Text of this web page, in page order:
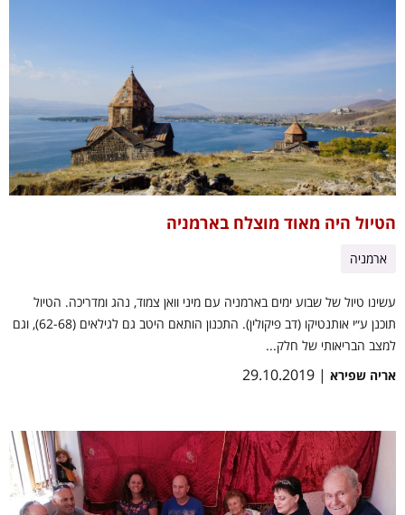
הטיול היה מאוד מוצלח בארמניה
ארמניה
עשינו טיול של שבוע ימים בארמניה עם מיני וואן צמוד, נהג ומדריכה. הטיול
תוכנן ע״י אותנטיקו (דב פיקולין). התכנון הותאם היטב גם לגילאים (62-68), וגם
למצב הבריאותי של חלק...
אריה שפירא | 29.10.2019